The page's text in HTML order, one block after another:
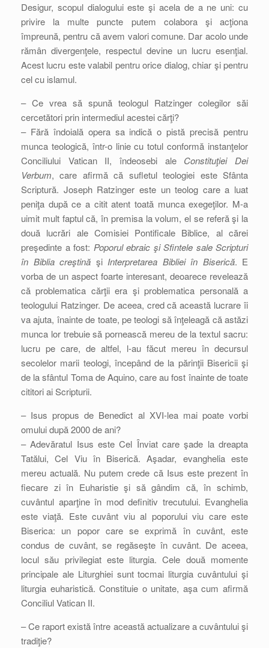
Desigur, scopul dialogului este şi acela de a ne uni: cu
privire la multe puncte putem colabora şi acţiona
împreună, pentru că avem valori comune. Dar acolo unde
rămân divergenţele, respectul devine un lucru esenţial.
Acest lucru este valabil pentru orice dialog, chiar şi pentru
cel cu islamul.
– Ce vrea să spună teologul Ratzinger colegilor săi
cercetători prin intermediul acestei cărţi?
– Fără îndoială opera sa indică o pistă precisă pentru
munca teologică, într-o linie cu totul conformă instanţelor
Conciliului Vatican II, îndeosebi ale Constituţiei Dei
Verbum, care afirmă că sufletul teologiei este Sfânta
Scriptură. Joseph Ratzinger este un teolog care a luat
peniţa după ce a citit atent toată munca exegeţilor. M-a
uimit mult faptul că, în premisa la volum, el se referă şi la
două lucrări ale Comisiei Pontificale Biblice, al cărei
preşedinte a fost: Poporul ebraic şi Sfintele sale Scripturi
în Biblia creştină şi Interpretarea Bibliei în Biserică. E
vorba de un aspect foarte interesant, deoarece revelează
că problematica cărţii era şi problematica personală a
teologului Ratzinger. De aceea, cred că această lucrare îi
va ajuta, înainte de toate, pe teologi să înţeleagă că astăzi
munca lor trebuie să pornească mereu de la textul sacru:
lucru pe care, de altfel, l-au făcut mereu în decursul
secolelor marii teologi, începând de la părinţii Bisericii şi
de la sfântul Toma de Aquino, care au fost înainte de toate
cititori ai Scripturii.
– Isus propus de Benedict al XVI-lea mai poate vorbi
omului după 2000 de ani?
– Adevăratul Isus este Cel Înviat care şade la dreapta
Tatălui, Cel Viu în Biserică. Aşadar, evanghelia este
mereu actuală. Nu putem crede că Isus este prezent în
fiecare zi în Euharistie şi să gândim că, în schimb,
cuvântul aparţine în mod definitiv trecutului. Evanghelia
este viaţă. Este cuvânt viu al poporului viu care este
Biserica: un popor care se exprimă în cuvânt, este
condus de cuvânt, se regăseşte în cuvânt. De aceea,
locul său privilegiat este liturgia. Cele două momente
principale ale Liturghiei sunt tocmai liturgia cuvântului şi
liturgia euharistică. Constituie o unitate, aşa cum afirmă
Conciliul Vatican II.
– Ce raport există între această actualizare a cuvântului şi
tradiţie?